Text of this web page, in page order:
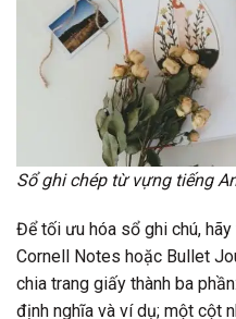
Sổ ghi chép từ vựng tiếng
Để tối ưu hóa sổ ghi chú,
Cornell Notes hoặc Bullet
chia trang giấy thành ba
định nghĩa và ví dụ; một cột